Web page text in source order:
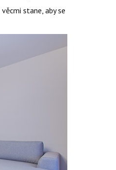
stane, aby se